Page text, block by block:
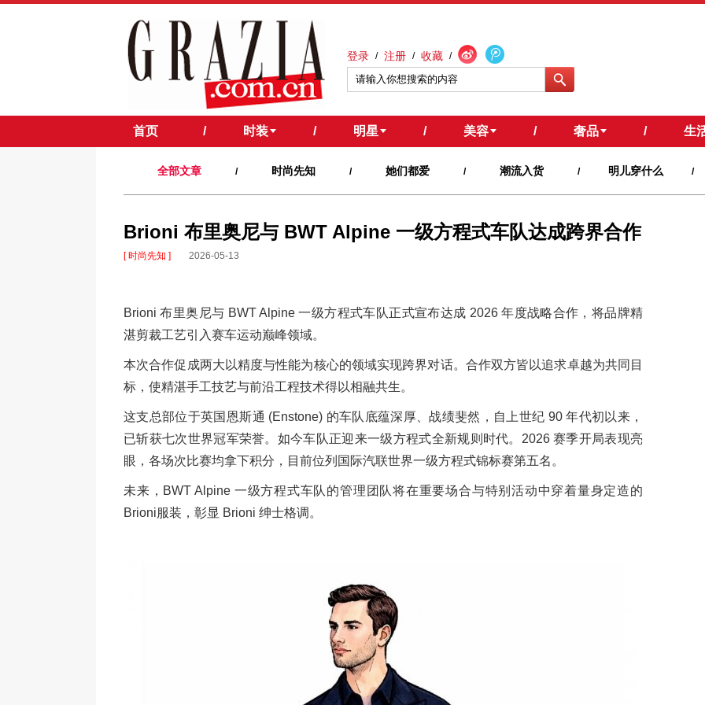
登录 / 注册 / 收藏 /
首页 / 时装 / 明星 / 美容 / 奢品 / 生
全部文章 / 时尚先知 / 她们都爱 / 潮流入货 / 明儿穿什么 /
Brioni 布里奥尼与 BWT Alpine 一级方程式车队达成跨界合作
[ 时尚先知 ] 2026-05-13
Brioni 布里奥尼与 BWT Alpine 一级方程式车队正式宣布达成 2026 年度战略合作，将品牌精
湛剪裁工艺引入赛车运动巅峰领域。
本次合作促成两大以精度与性能为核心的领域实现跨界对话。合作双方皆以追求卓越为共同目
标，使精湛手工技艺与前沿工程技术得以相融共生。
这支总部位于英国恩斯通 (Enstone) 的车队底蕴深厚、战绩斐然，自上世纪 90 年代初以来，
已斩获七次世界冠军荣誉。如今车队正迎来一级方程式全新规则时代。2026 赛季开局表现亮
眼，各场次比赛均拿下积分，目前位列国际汽联世界一级方程式锦标赛第五名。
未来，BWT Alpine 一级方程式车队的管理团队将在重要场合与特别活动中穿着量身定造的
Brioni服装，彰显 Brioni 绅士格调。